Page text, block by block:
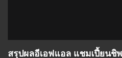
สรุปผลอีเอฟแอล แชมเปี้ยนชิ